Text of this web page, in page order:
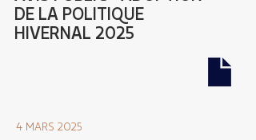
DE LA POLITIQUE
HIVERNAL 2025
4 MARS 2025